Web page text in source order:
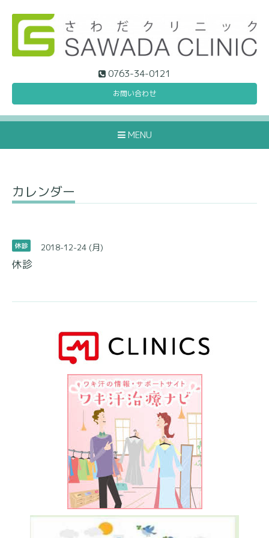
0763-34-0121
お問い合わせ
MENU
カレンダー
休診 2018-12-24 (月)
休診